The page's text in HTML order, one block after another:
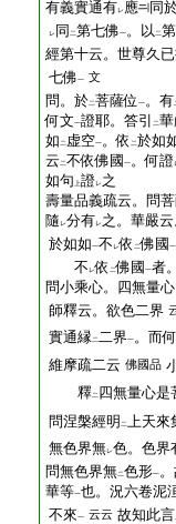
有義實通有レ應 同
レ 同 二第七佛一。以 二
經第十云。世尊久
七佛一 文
問。於二菩薩位 一。有
何文一證耶。答引 二
如 二 虚空一。依 二於如
云 二不依佛國 一。何證
如句 上證レ之
壽量品義疏云。問
隨 レ分有レ之。華嚴
於如如一不 レ依 二佛國 一
不 レ依 二佛國 一者
問小乘心。四無量
師釋云。欲色二界
實通縁二二界一。而
維摩疏二云 佛國品
釋二 四無量心是
問涅槃經明 二上天來
無色界無レ色。色界
問無色界無二色形一
華等一也。況六卷泥
不來一 云云 故知此言